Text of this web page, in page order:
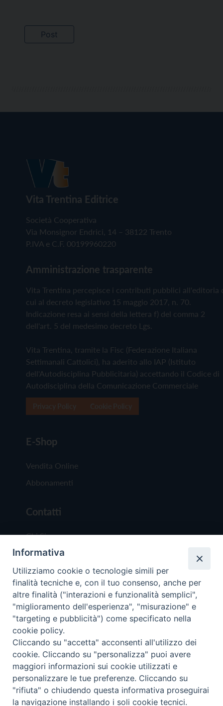
Vita Trentina Editrice
Società Cooperativa
Via Monsignor Endrici, 14 – 38122 Trento
P.IVA e C.F. 00199960220
Amministrazione trasparente
Vita Trentina percepisce i contributi pubblici all'editoria
cui al decreto legislativo 15 maggio 2017, n. 70.
Indicazione resa ai sensi della lettera f) del comma 2
dell'art. 5 del medesimo decreto Lgs.
Vita Trentina, tramite la Fisc (Federazione Italiana
Settimanali Cattolici), ha aderito allo IAP (Istituto
dell'Autodisciplina Pubblicitaria) accettando il Codice di
Autodisciplina della Comunicazione Commerciale
E-Shop
Vendita Online
Abbonamenti
Contatti
Chi Siamo
Redazione
Scrivici
Copyright © 2019 - Tutti i diritti riservati - Vita
Trentina Editrice
Privacy Policy
Torna
Informativa
Utilizziamo cookie o tecnologie simili per
finalità tecniche e, con il tuo consenso, anche per
altre finalità ("interazioni e funzionalità semplici",
"miglioramento dell'esperienza", "misurazione" e
"targeting e pubblicità") come specificato nella
cookie policy.
Cliccando su "accetta" acconsenti all'utilizzo dei
cookie. Cliccando su "personalizza" puoi avere
maggiori informazioni sui cookie utilizzati e
personalizzare le tue preferenze. Cliccando su
"rifiuta" o chiudendo questa informativa proseguirai
la navigazione installando i soli cookie tecnici.